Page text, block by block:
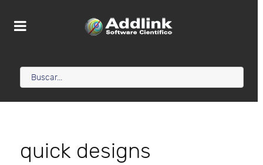
quick designs